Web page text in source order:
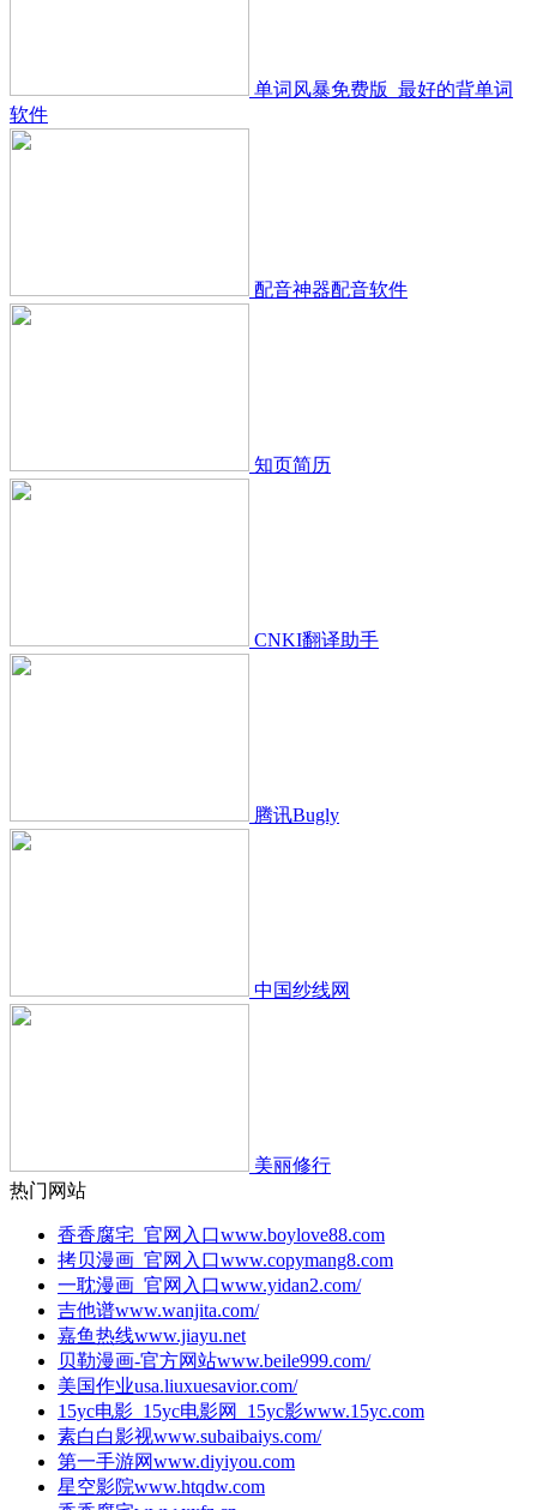
单词风暴免费版_最好的背单词
软件
配音神器配音软件
知页简历
CNKI翻译助手
腾讯Bugly
中国纱线网
美丽修行
热门网站
香香腐宅_官网入口www.boylove88.com
拷贝漫画_官网入口www.copymang8.com
一耽漫画_官网入口www.yidan2.com/
吉他谱www.wanjita.com/
嘉鱼热线www.jiayu.net
贝勒漫画-官方网站www.beile999.com/
美国作业usa.liuxuesavior.com/
15yc电影_15yc电影网_15yc影www.15yc.com
素白白影视www.subaibaiys.com/
第一手游网www.diyiyou.com
星空影院www.htqdw.com